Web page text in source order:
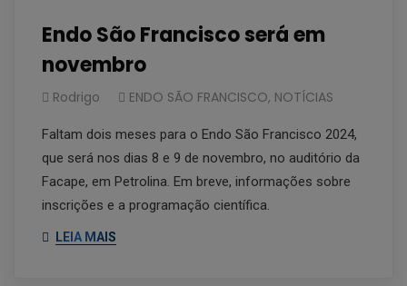
Endo São Francisco será em
novembro
Rodrigo ENDO SÃO FRANCISCO, NOTÍCIAS
Faltam dois meses para o Endo São Francisco 2024,
que será nos dias 8 e 9 de novembro, no auditório da
Facape, em Petrolina. Em breve, informações sobre
inscrições e a programação científica.
LEIA MAIS